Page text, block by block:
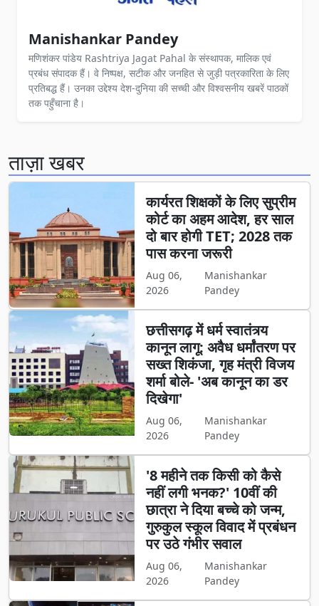
Manishankar Pandey
मणिशंकर पांडेय Rashtriya Jagat Pahal के संस्थापक, मालिक एवं
प्रबंध संपादक हैं। वे निष्पक्ष, सटीक और जनहित से जुड़ी पत्रकारिता के लिए
प्रतिबद्ध हैं। उनका उद्देश्य देश-दुनिया की सच्ची और विश्वसनीय खबरें पाठकों
तक पहुँचाना है।
ताज़ा खबर
कार्यरत शिक्षकों के लिए सुप्रीम
कोर्ट का अहम आदेश, हर साल
दो बार होगी TET; 2028 तक
पास करना जरूरी
Aug 06,
2026
Manishankar
Pandey
छत्तीसगढ़ में धर्म स्वातंत्र्य
कानून लागू: अवैध धर्मांतरण पर
सख्त शिकंजा, गृह मंत्री विजय
शर्मा बोले- 'अब कानून का डर
दिखेगा'
Aug 06,
2026
Manishankar
Pandey
'8 महीने तक किसी को कैसे
नहीं लगी भनक?' 10वीं की
छात्रा ने दिया बच्चे को जन्म,
गुरुकुल स्कूल विवाद में प्रबंधन
पर उठे गंभीर सवाल
Aug 06,
2026
Manishankar
Pandey